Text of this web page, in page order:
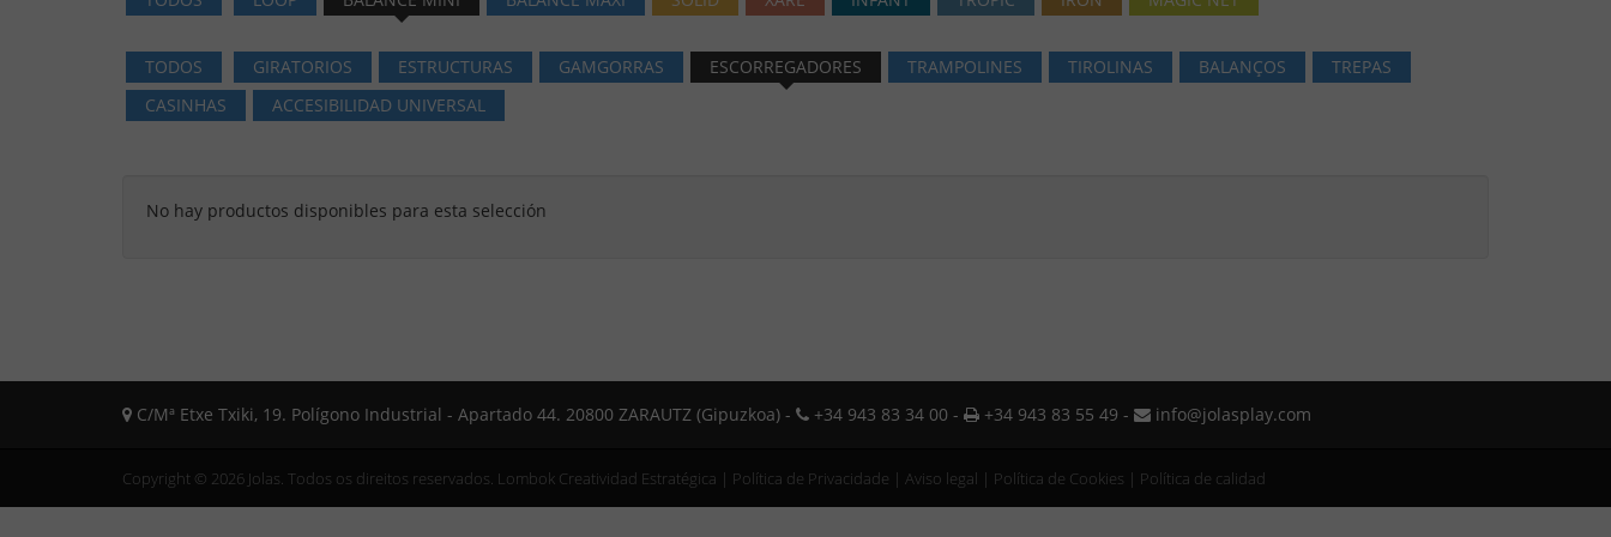
TODOS GIRATORIOS ESTRUCTURAS GAMGORRAS ESCORREGADORES TRAMPOLINES TIROLINAS BALANÇOS
TREPAS
CASINHAS
ACCESIBILIDAD UNIVERSAL
No hay productos disponibles para esta selección
C/Mª Etxe Txiki, 19. Polígono Industrial - Apartado 44. 20800 ZARAUTZ (Gipuzkoa) - +34 943 83 34 00 - +34 943 83 55 49 - info@jolasplay.com
Copyright © 2026 Jolas. Todos os direitos reservados. Lombok Creatividad Estratégica | Política de Privacidade | Aviso legal | Política de Cookies | Política de calidad